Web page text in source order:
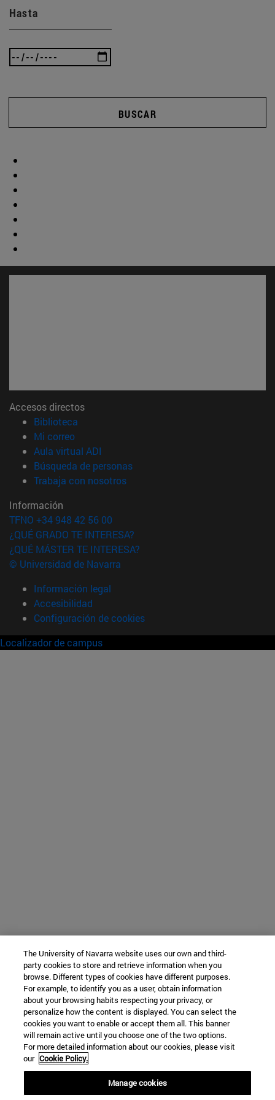
Hasta
BUSCAR
Accesos directos
Biblioteca
Mi correo(abre en nueva ventana)
Aula virtual ADI
Búsqueda de personas(abre en nueva ventana)
Trabaja con nosotros(abre en nueva ventana)
Información
TFNO +34 948 42 56 00
¿QUÉ GRADO TE INTERESA?
¿QUÉ MÁSTER TE INTERESA?
© Universidad de Navarra
Información legal
Accesibilidad
Configuración de cookies
Localizador de campus
The University of Navarra website uses our own and third-
party cookies to store and retrieve information when you
browse. Different types of cookies have different purposes.
For example, to identify you as a user, obtain information
about your browsing habits respecting your privacy, or
personalize how the content is displayed. You can select the
cookies you want to enable or accept them all. This banner
will remain active until you choose one of the two options.
For more detailed information about our cookies, please visit
our Cookie Policy.
Manage cookies